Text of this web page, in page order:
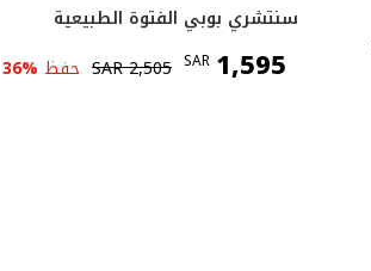
سنتشري بوبي الفتوة الطبيعية
SAR 1,595
SAR2,505 حفظ 36%